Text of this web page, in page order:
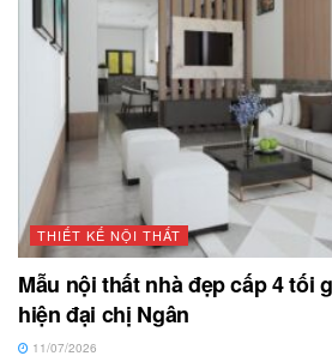
THIẾT KẾ NỘI THẤT
Mẫu nội thất nhà đẹp cấp 4 tối
hiện đại chị Ngân
11/07/2026